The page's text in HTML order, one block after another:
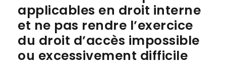
applicables en droit interne
et ne pas rendre l’exercice
du droit d’accès impossible
ou excessivement difficile